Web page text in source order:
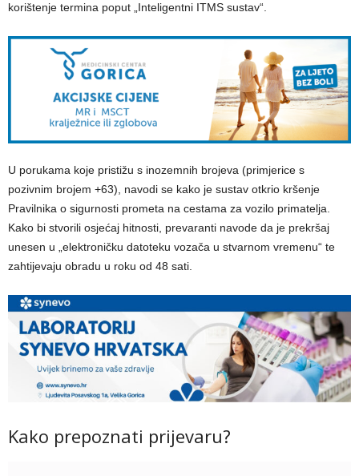
korištenje termina poput „Inteligentni ITMS sustav“.
U porukama koje pristižu s inozemnih brojeva (primjerice s
pozivnim brojem +63), navodi se kako je sustav otkrio kršenje
Pravilnika o sigurnosti prometa na cestama za vozilo primatelja.
Kako bi stvorili osjećaj hitnosti, prevaranti navode da je prekršaj
unesen u „elektroničku datoteku vozača u stvarnom vremenu“ te
zahtijevaju obradu u roku od 48 sati.
Kako prepoznati prijevaru?